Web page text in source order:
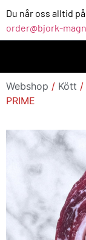
Du når oss alltid
order@bjork-
Webshop / Kött /
PRIME